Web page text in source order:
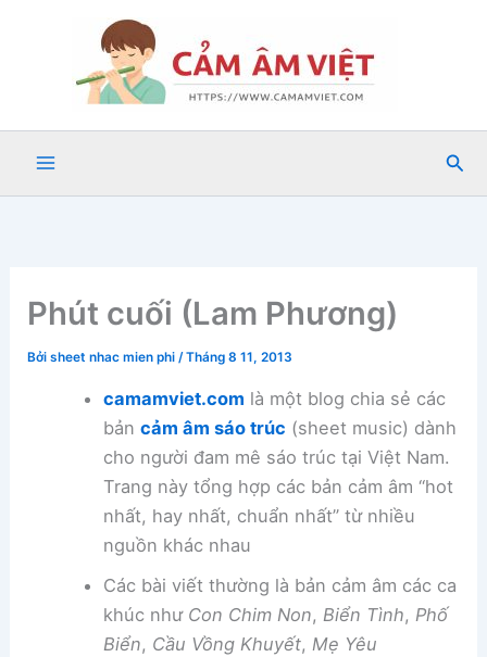
Tìm
Phút cuối (Lam Phương)
Bởisheet nhac mien phi/Tháng 8 11, 2013
camamviet.com là một blog chia sẻ các
bản cảm âm sáo trúc (sheet music) dành
cho người đam mê sáo trúc tại Việt Nam.
Trang này tổng hợp các bản cảm âm “hot
nhất, hay nhất, chuẩn nhất” từ nhiều
nguồn khác nhau
Các bài viết thường là bản cảm âm các ca
khúc như Con Chim Non, Biển Tình, Phố
Biển, Cầu Vồng Khuyết, Mẹ Yêu